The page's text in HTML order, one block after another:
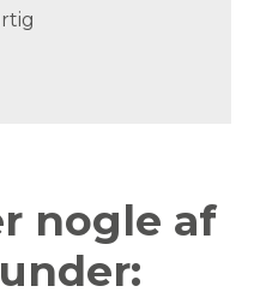
nogle af